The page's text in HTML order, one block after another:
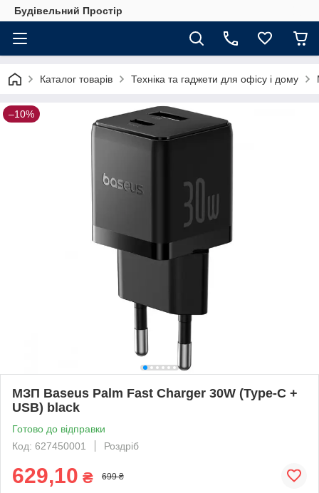
Будівельний Простір
Каталог товарів Техніка та гаджети для офісу і дому
–10%
МЗП Baseus Palm Fast Charger 30W (Type-C +
USB) black
Готово до відправки
Код: 627450001
Роздріб
629,10 ₴ 699 ₴